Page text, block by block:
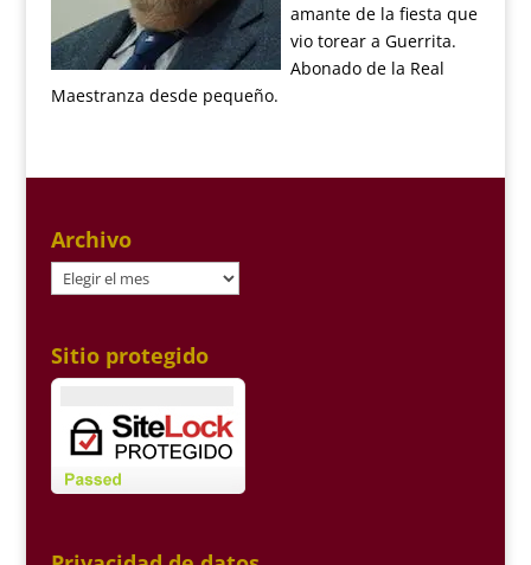
amante de la fiesta que
vio torear a Guerrita.
Abonado de la Real
Maestranza desde pequeño.
Archivo
Archivo
Sitio protegido